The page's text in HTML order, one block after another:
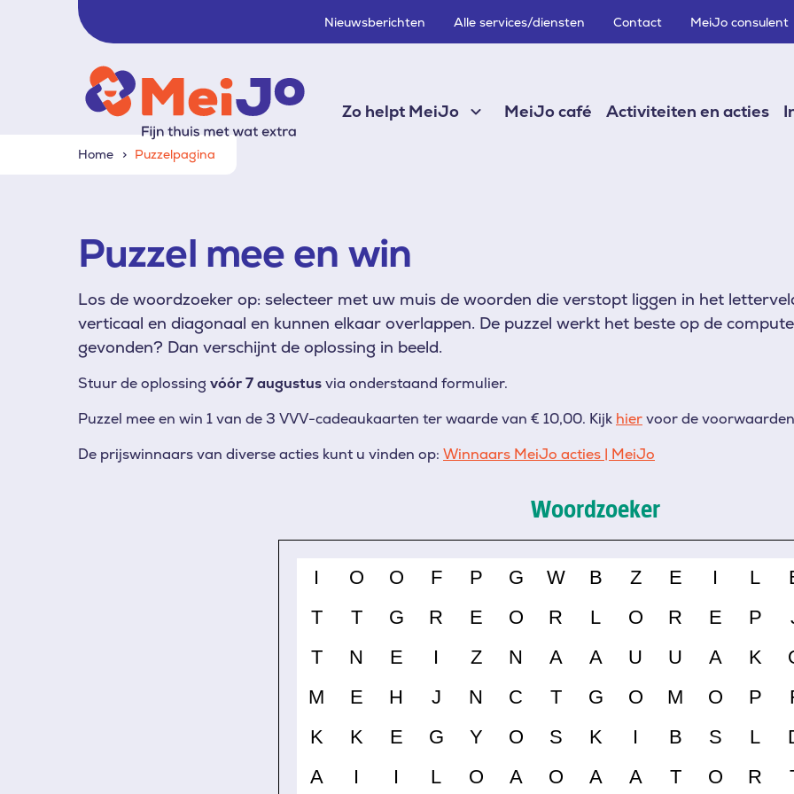
Nieuwsberichten Alle services/diensten Contact MeiJo consulent
Zo helpt MeiJo MeiJo café Activiteiten en acties
Home Puzzelpagina
Puzzel mee en win
Los de woordzoeker op: selecteer met uw muis de woorden die verstopt liggen in het
verticaal en diagonaal en kunnen elkaar overlappen. De puzzel werkt het beste op de
gevonden? Dan verschijnt de oplossing in beeld.
Stuur de oplossing vóór 7 augustusvia onderstaand formulier.
Puzzel mee en win 1 van de 3 VVV-cadeaukaarten ter waarde van € 10,00. Kijk hiervoor de
De prijswinnaars van diverse acties kunt u vinden op: Winnaars MeiJo acties | MeiJo